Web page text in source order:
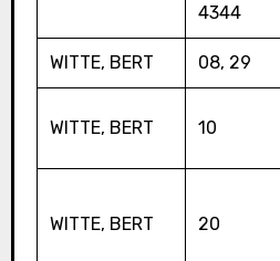
4344
WITTE, BERT 08, 29
WITTE, BERT 10
WITTE, BERT 20